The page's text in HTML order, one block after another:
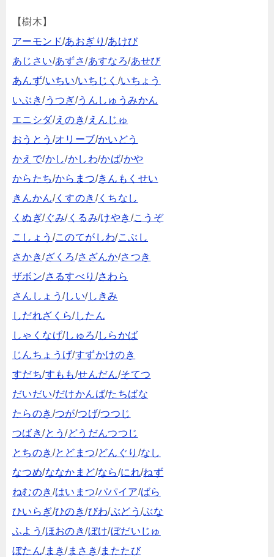
【樹木】
アーモンド/あおぎり/あけび
あじさい/あずさ/あすなろ/あせび
あんず/いちい/いちじく /いちょう
いぶき/うつぎ/うんしゅうみかん
エニシダ/えのき/えんじゅ
おうとう /オリーブ/かいどう
かえで/かし/かしわ/かば/かや
からたち/からまつ/きんもくせい
きんかん/くすのき /くちなし
くぬぎ/ぐみ/くるみ/けやき /こうぞ
こしょう /このてがしわ/こぶし
さかき/ざくろ/さざんか/さつき
ザボン/さるすべり /さわら
さんしょう /しい/しきみ
しだれざくら/したん
しゃくなげ/しゅろ/しらかば
じんちょうげ/すずかけのき
すだち/すもも/せんだん/そてつ
だいだい/だけかんば/たちばな
たらのき /つが/つげ/つつじ
つばき/とう/どうだんつつじ
とちのき /とどまつ/どんぐり /なし
なつめ/ななかまど/なら/にれ/ねず
ねむのき /はいまつ/パパイア/ばら
ひいらぎ/ひのき/びわ/ぶどう/ぶな
ふよう/ほおのき/ぼけ/ぼだいじゅ
ぼたん/まき/まさき/またたび